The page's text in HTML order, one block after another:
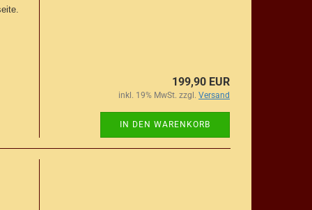
199,90 EUR
inkl. 19% MwSt. zzgl. Versand
IN DEN WARENKORB